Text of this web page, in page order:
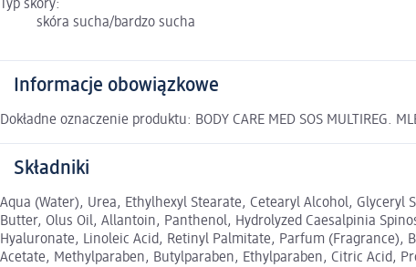
Typ skóry:
skóra sucha/bardzo sucha
Informacje obowiązkowe
Dokładne oznaczenie produktu: BODY CARE MED SOS MULTIREG.
Składniki
Aqua (Water), Urea, Ethylhexyl Stearate, Cetearyl Alcohol,
Butter, Olus Oil, Allantoin, Panthenol, Hydrolyzed Caesalpinia
Hyaluronate, Linoleic Acid, Retinyl Palmitate, Parfum (Fragrance),
Acetate, Methylparaben, Butylparaben, Ethylparaben, Citric Acid,